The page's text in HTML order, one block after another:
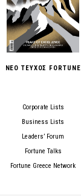
ΝΕΟ ΤΕΥΧΟΣ FORTUNE
Corporate Lists
Business Lists
Leaders’ Forum
Fortune Talks
Fortune Greece Network